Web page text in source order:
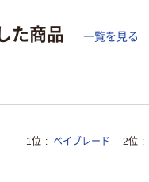
た商品 一覧を見る
1位 ベイブレード 2位